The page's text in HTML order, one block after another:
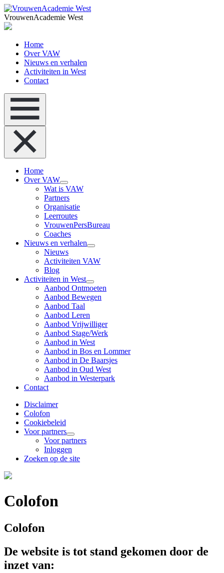
VrouwenAcademie West
Home
Over VAW
Nieuws en verhalen
Activiteiten in West
Contact
Home
Over VAW
Wat is VAW
Partners
Organisatie
Leerroutes
VrouwenPersBureau
Coaches
Nieuws en verhalen
Nieuws
Activiteiten VAW
Blog
Activiteiten in West
Aanbod Ontmoeten
Aanbod Bewegen
Aanbod Taal
Aanbod Leren
Aanbod Vrijwilliger
Aanbod Stage/Werk
Aanbod in West
Aanbod in Bos en Lommer
Aanbod in De Baarsjes
Aanbod in Oud West
Aanbod in Westerpark
Contact
Disclaimer
Colofon
Cookiebeleid
Voor partners
Voor partners
Inloggen
Zoeken op de site
Colofon
Colofon
De website is tot stand gekomen door de
inzet van: